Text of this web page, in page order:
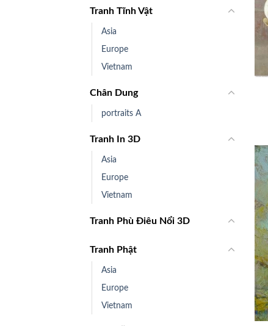
Tranh Tĩnh Vật
Asia
Europe
Vietnam
Chân Dung
portraits A
Tranh In 3D
Asia
Europe
Vietnam
Tranh Phù Điêu Nổi 3D
Tranh Phật
Asia
Europe
Vietnam